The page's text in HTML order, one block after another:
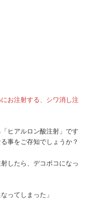
お注射する、シワ消し注
ヒアルロン酸注射」です
事をご存知でしょうか？
したら、デコボコになっ
ってしまった」